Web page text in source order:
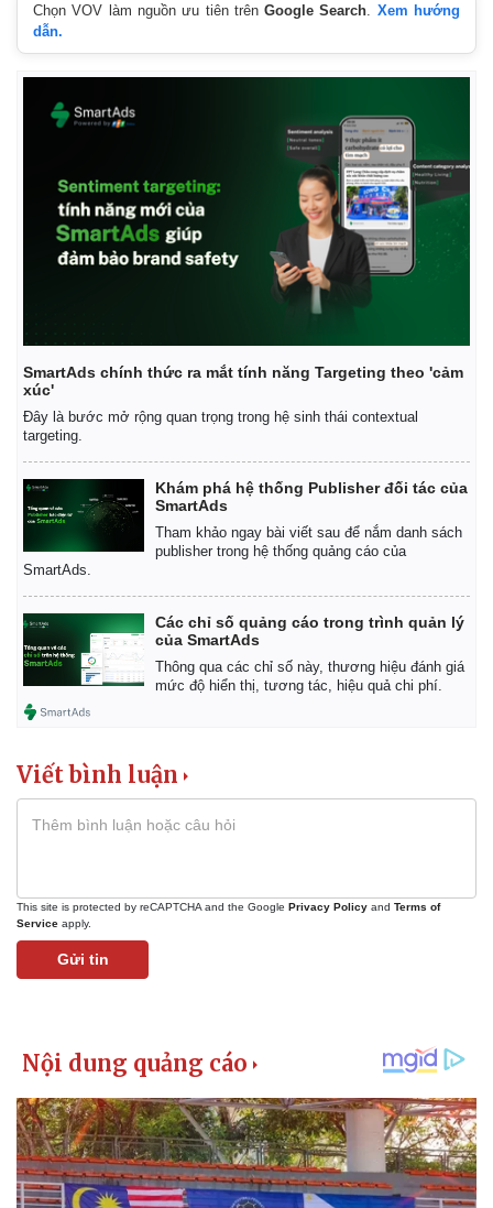
Pháp luật
Vụ án
Chọn VOV làm nguồn ưu tiên trênGoogle Search. Xem hướng
dẫn.
SmartAds chính thức ra mắt tính năng Targeting theo 'cảm
xúc'
Đây là bước mở rộng quan trọng trong hệ sinh thái contextual
targeting.
Khám phá hệ thống Publisher đối tác của
SmartAds
Tham khảo ngay bài viết sau để nắm danh sách
publisher trong hệ thống quảng cáo của
SmartAds.
Các chỉ số quảng cáo trong trình quản lý
của SmartAds
Thông qua các chỉ số này, thương hiệu đánh giá
mức độ hiển thị, tương tác, hiệu quả chi phí.
Viết bình luận
This site is protected by reCAPTCHA and the Google Privacy Policy and Terms of
Service apply.
Gửi tin